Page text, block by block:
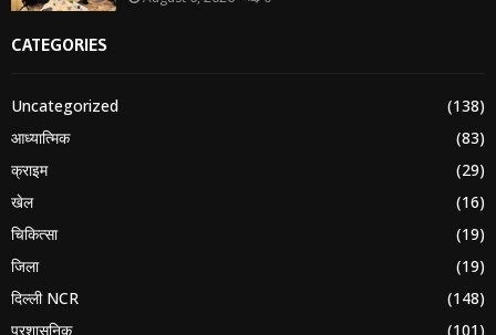
CATEGORIES
Uncategorized
(138)
आध्यात्मिक
(83)
क्राइम
(29)
खेल
(16)
चिकित्सा
(19)
जिला
(19)
दिल्ली NCR
(148)
प्रशासनिक
(101)